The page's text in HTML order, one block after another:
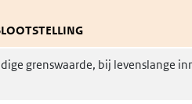
grenswaarde, bij levenslange